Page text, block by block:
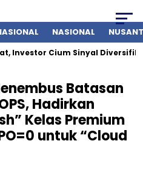
NASIONAL
Investor Cium Sinyal
Batasan
Hadirkan
Kelas Premium
untuk “Cloud